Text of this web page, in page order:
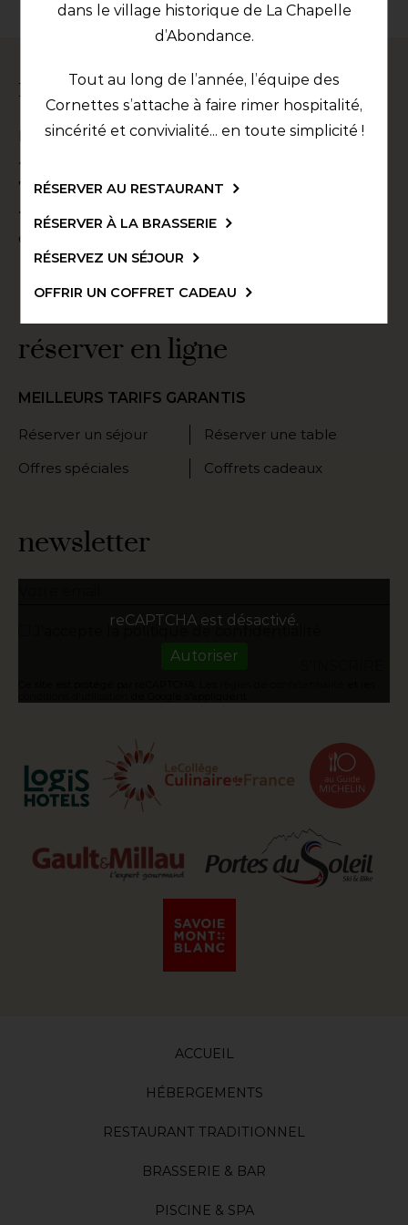
nous contacter
Hôtel les Cornettes & SPA | Haute-Savoie
43 route des frasses
74360 La Chapelle-d'Abondance
+33 4 50 73 50 24
contact@lescornettes.com
réserver en ligne
MEILLEURS TARIFS GARANTIS
Réserver un séjour
Réserver une table
Offres spéciales
Coffrets cadeaux
newsletter
J'accepte la politique de confidentialité
reCAPTCHA est désactivé.
Autoriser
ACCUEIL
HÉBERGEMENTS
RESTAURANT TRADITIONNEL
BRASSERIE & BAR
PISCINE & SPA
dans le village historique de La Chapelle
d’Abondance.
Tout au long de l’année, l’équipe des
Cornettes s’attache à faire rimer hospitalité,
sincérité et convivialité... en toute simplicité !
RÉSERVER AU RESTAURANT
RÉSERVER À LA BRASSERIE
RÉSERVEZ UN SÉJOUR
OFFRIR UN COFFRET CADEAU